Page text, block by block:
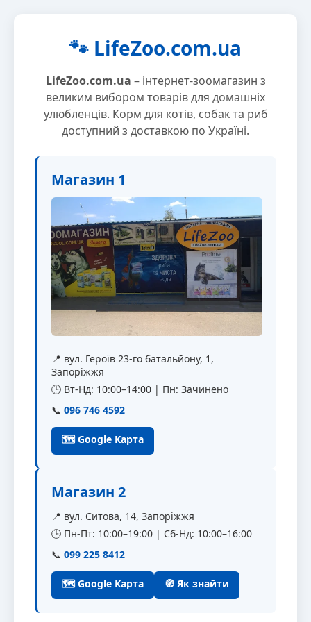
🐾 LifeZoo.com.ua
LifeZoo.com.ua – інтернет-зоомагазин з
великим вибором товарів для домашніх
улюбленців. Корм для котів, собак та риб
доступний з доставкою по Україні.
Магазин 1
📍 вул. Героїв 23-го батальйону, 1,
Запоріжжя
🕒 Вт-Нд: 10:00–14:00 | Пн: Зачинено
📞 096 746 4592
🗺 Google Карта
Магазин 2
📍 вул. Ситова, 14, Запоріжжя
🕒 Пн-Пт: 10:00–19:00 | Сб-Нд: 10:00–16:00
📞 099 225 8412
🗺 Google Карта 🧭 Як знайти